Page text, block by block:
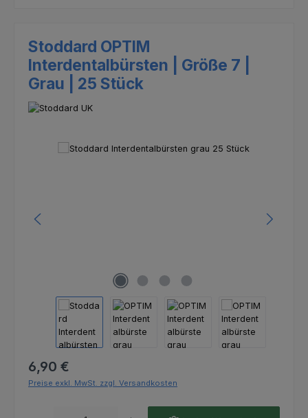
Stoddard OPTIM
Interdentalbürsten | Größe 7 |
Grau | 25 Stück
Bildergalerie überspringen
Regulärer Preis:
6,90 €
Preise exkl. MwSt. zzgl. Versandkosten